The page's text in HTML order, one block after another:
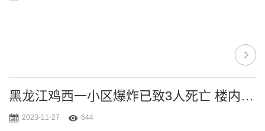
黑龙江鸡西一小区爆炸已致3人死亡 楼内电梯炸开
2023-11-27 644